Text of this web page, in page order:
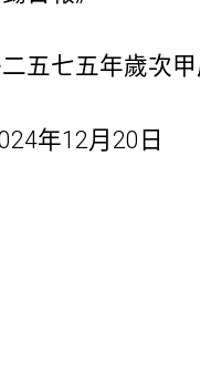
五七五年歲次
年12月20日